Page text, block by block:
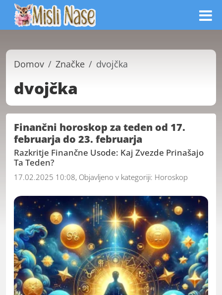
Domov Značke dvojčka
dvojčka
Finančni horoskop za teden od 17.
februarja do 23. februarja
Razkritje Finančne Usode: Kaj Zvezde Prinašajo
Ta Teden?
17.02.2025 10:08, Objavljeno v kategoriji: Horoskop